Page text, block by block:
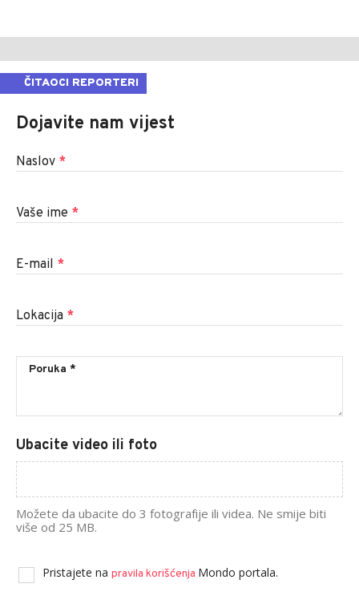
ČITAOCI REPORTERI
Dojavite nam vijest
Naslov *
Vaše ime *
E-mail *
Lokacija *
Ubacite video ili foto
Možete da ubacite do 3 fotografije ili videa. Ne smije biti
više od 25 MB.
Pristajete na pravila korišćenja Mondo portala.